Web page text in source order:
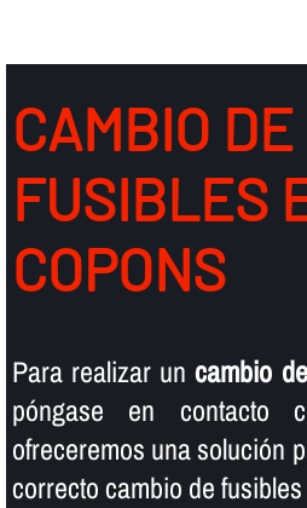
CAMBIO DE
FUSIBLES
COPONS
Para realizar uncambio
póngase en contacto
ofreceremos una solución
correcto cambio de